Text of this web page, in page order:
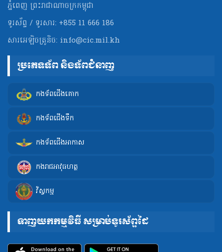
ភ្នំពេញ ព្រះរាជាណាចក្រកម្ពុជា
ទូរស័ព្ទ / ទូរសារ: +855 11 666 186
សារអេឡិចត្រូនិច: info@cic.mil.kh
ប្រភេទទ័ព និងទ័ពជំនាញ
កងទ័ពជើងគោក
កងទ័ពជើងទឹក
កងទ័ពជើងអាកាស
កងរាជអាវុធហត្ថ
វិស្វកម្ម
ទាញយកកម្មវិធី សម្រាប់ទូរស័ព្ទដៃ